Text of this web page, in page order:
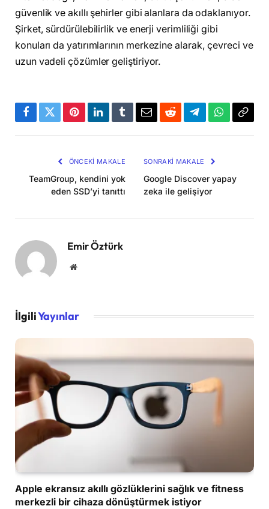
güvenlik ve akıllı şehirler gibi alanlara da odaklanıyor.
Şirket, sürdürülebilirlik ve enerji verimliliği gibi
konuları da yatırımlarının merkezine alarak, çevreci ve
uzun vadeli çözümler geliştiriyor.
Facebook
TwitterPinterestLinkedInTumblrEmailRedditTelegramWhatsApp
ÖNCEKI MAKALE
TeamGroup, kendini yok
eden SSD’yi tanıttı
SONRAKI MAKALE
Google Discover yapay
zeka ile gelişiyor
Emir Öztürk
Website
İlgiliYayınlar
Apple ekransız akıllı gözlüklerini sağlık ve fitness
merkezli bir cihaza dönüştürmek istiyor